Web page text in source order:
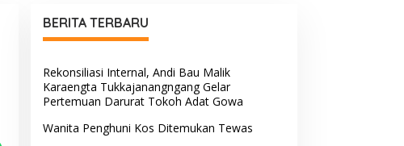
BERITA TERBARU
Rekonsiliasi Internal, Andi Bau Malik
Karaengta Tukkajanangngang Gelar
Pertemuan Darurat Tokoh Adat Gowa
Wanita Penghuni Kos Ditemukan Tewas